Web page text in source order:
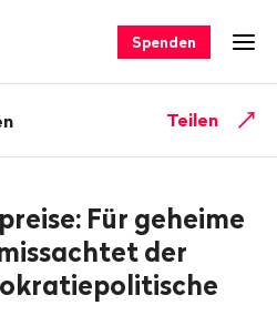
Spenden
Teilen
Für geheime
der